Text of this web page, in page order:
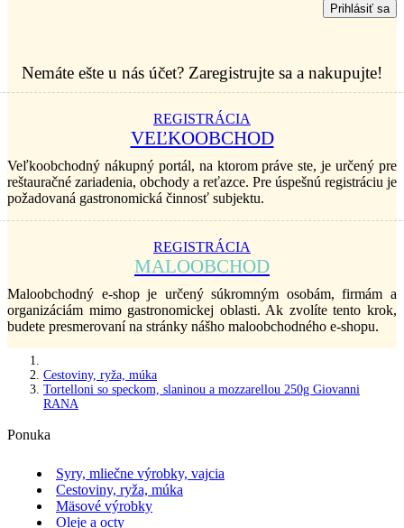
Prihlásiť sa
Nemáte ešte u nás účet? Zaregistrujte sa a nakupujte!
REGISTRÁCIA
VEĽKOOBCHOD
Veľkoobchodný nákupný portál, na ktorom práve ste, je určený pre
reštauračné zariadenia, obchody a reťazce. Pre úspešnú registráciu je
požadovaná gastronomická činnosť subjektu.
REGISTRÁCIA
MALOOBCHOD
Maloobchodný e-shop je určený súkromným osobám, firmám a
organizáciám mimo gastronomickej oblasti. Ak zvolíte tento krok,
budete presmerovaní na stránky nášho maloobchodného e-shopu.
Cestoviny, ryža, múka
Tortelloni so speckom, slaninou a mozzarellou 250g Giovanni
RANA
Ponuka
Syry, mliečne výrobky, vajcia
Cestoviny, ryža, múka
Mäsové výrobky
Oleje a octy